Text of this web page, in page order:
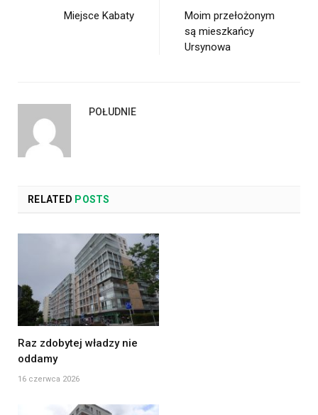
Miejsce Kabaty
Moim przełożonym
są mieszkańcy
Ursynowa
POŁUDNIE
RELATED POSTS
Raz zdobytej władzy nie
oddamy
16 czerwca 2026